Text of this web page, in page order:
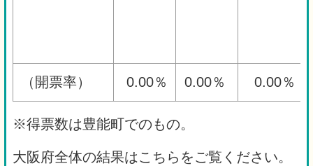
（開票率） 0.00％ 0.00％ 0.00％
※得票数は豊能町でのもの。
大阪府全体の結果はこちらをご覧ください。